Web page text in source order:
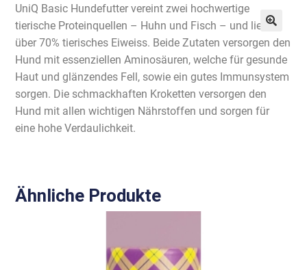
UniQ Basic Hundefutter vereint zwei hochwertige
tierische Proteinquellen – Huhn und Fisch – und liefert
über 70% tierisches Eiweiss. Beide Zutaten versorgen den
Hund mit essenziellen Aminosäuren, welche für gesunde
Haut und glänzendes Fell, sowie ein gutes Immunsystem
sorgen. Die schmackhaften Kroketten versorgen den
Hund mit allen wichtigen Nährstoffen und sorgen für
eine hohe Verdaulichkeit.
Ähnliche Produkte